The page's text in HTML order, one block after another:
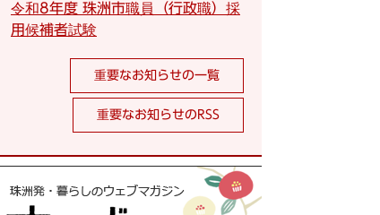
令和8年度 珠洲市職員（行政職）採
用候補者試験
重要なお知らせの一覧
重要なお知らせのRSS